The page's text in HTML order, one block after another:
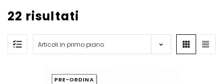
22 risultati
PRE-ORDINA